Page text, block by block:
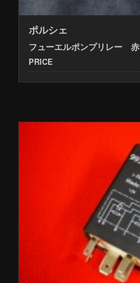
ポルシェ
フューエルポンプリレー 赤
PRICE